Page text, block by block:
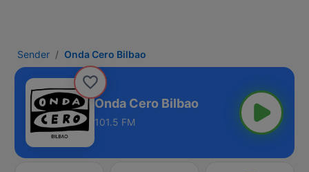
Sender Onda Cero Bilbao
Onda Cero Bilbao
101.5 FM